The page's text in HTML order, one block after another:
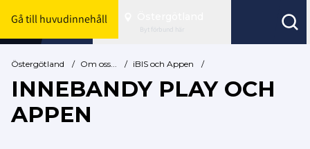
Gå till huvudinnehåll
Byt förbund här
Östergötland / Om oss... / iBIS och Appen /
INNEBANDY PLAY OCH
APPEN